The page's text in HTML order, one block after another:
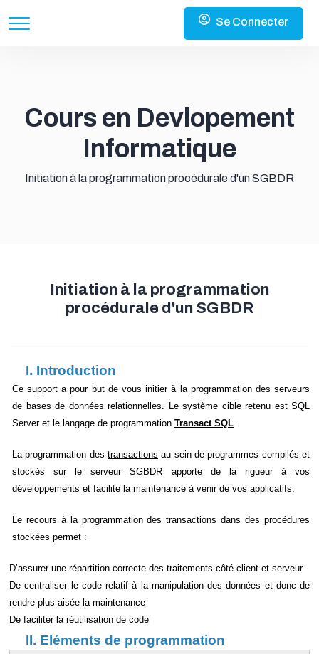
Se Connecter
Cours en Devlopement
Informatique
Initiation à la programmation procédurale d'un SGBDR
Initiation à la programmation
procédurale d'un SGBDR
I. Introduction
Ce support a pour but de vous initier à la programmation des serveurs
de bases de données relationnelles. Le système cible retenu est SQL
Server et le langage de programmation Transact SQL.
La programmation des transactions au sein de programmes compilés et
stockés sur le serveur SGBDR apporte de la rigueur à vos
développements et facilite la maintenance à venir de vos applicatifs.
Le recours à la programmation des transactions dans des procédures
stockées permet :
D’assurer une répartition correcte des traitements côté client et serveur
De centraliser le code relatif à la manipulation des données et donc de
rendre plus aisée la maintenance
De faciliter la réutilisation de code
II. Eléments de programmation